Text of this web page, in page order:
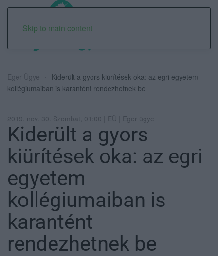
Skip to main content
Eger Ügye
Kiderült a gyors kiürítések oka: az egri egyetem
kollégiumaiban is karantént rendezhetnek be
2019. nov. 30. Szombat, 01:00 | EÜ | Eger ügye
Kiderült a gyors
kiürítések oka: az egri
egyetem
kollégiumaiban is
karantént
rendezhetnek be